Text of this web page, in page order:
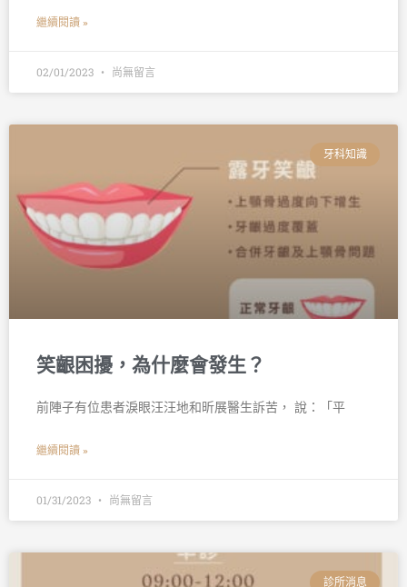
繼續閱讀 »
02/01/2023 尚無留言
牙科知識
笑齦困擾，為什麼會發生？
前陣子有位患者淚眼汪汪地和昕展醫生訴苦， 說：「平
繼續閱讀 »
01/31/2023 尚無留言
診所消息